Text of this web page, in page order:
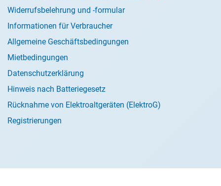
Widerrufsbelehrung und -formular
Informationen für Verbraucher
Allgemeine Geschäftsbedingungen
Mietbedingungen
Datenschutzerklärung
Hinweis nach Batteriegesetz
Rücknahme von Elektroaltgeräten (ElektroG)
Registrierungen